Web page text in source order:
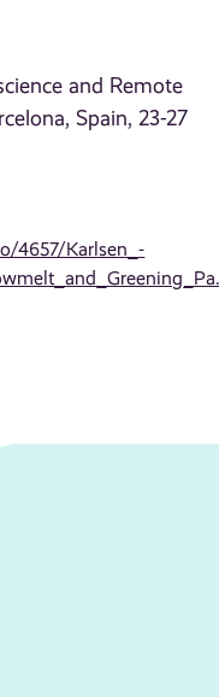
and Remote
Spain, 23-27
4657/Karlsen_-